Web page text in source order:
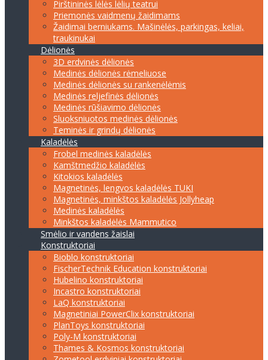
Pirštininės lėlės lėlių teatrui
Priemonės vaidmenų žaidimams
Žaidimai berniukams. Mašinėlės, parkingas, keliai,
traukinukai
Dėlionės
3D erdvinės dėlionės
Medinės dėlionės rėmeliuose
Medinės dėlionės su rankenėlėmis
Medinės reljefinės dėlionės
Medinės rūšiavimo dėlionės
Sluoksniuotos medinės dėlionės
Teminės ir grindų dėlionės
Kaladėlės
Frobel medinės kaladėlės
Kamštmedžio kaladėlės
Kitokios kaladėlės
Magnetinės, lengvos kaladėlės TUKI
Magnetinės, minkštos kaladėlės Jollyheap
Medinės kaladėlės
Minkštos kaladėlės Mammutico
Smėlio ir vandens žaislai
Konstruktoriai
Bioblo konstruktoriai
FischerTechnik Education konstruktoriai
Hubelino konstruktoriai
Incastro konstruktoriai
LaQ konstruktoriai
Magnetiniai PowerClix konstruktoriai
PlanToys konstruktoriai
Poly-M konstruktoriai
Thames & Kosmos konstruktoriai